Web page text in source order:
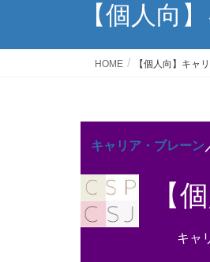
【個人向
HOME 【個人向】キャ
キャリア・ブレーン
【
キャリ